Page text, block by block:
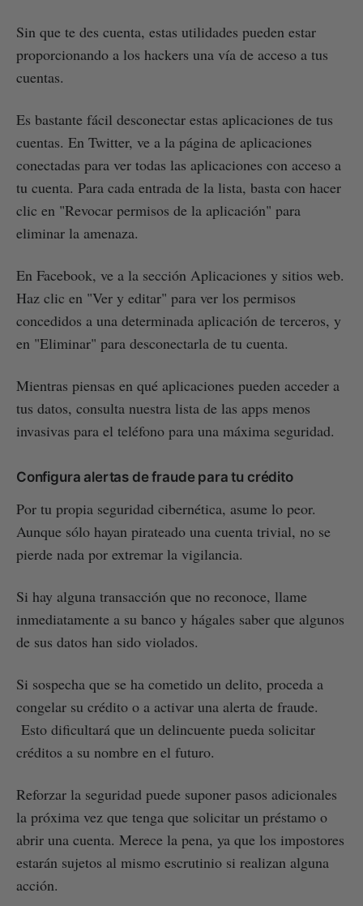
Sin que te des cuenta, estas utilidades pueden estar
proporcionando a los hackers una vía de acceso a tus
cuentas.
Es bastante fácil desconectar estas aplicaciones de tus
cuentas. En Twitter, ve a la página de aplicaciones
conectadas para ver todas las aplicaciones con acceso a
tu cuenta. Para cada entrada de la lista, basta con hacer
clic en "Revocar permisos de la aplicación" para
eliminar la amenaza.
En Facebook, ve a la sección Aplicaciones y sitios web.
Haz clic en "Ver y editar" para ver los permisos
concedidos a una determinada aplicación de terceros, y
en "Eliminar" para desconectarla de tu cuenta.
Mientras piensas en qué aplicaciones pueden acceder a
tus datos, consulta nuestra lista de las apps menos
invasivas para el teléfono para una máxima seguridad.
Configura alertas de fraude para tu crédito
Por tu propia seguridad cibernética, asume lo peor.
Aunque sólo hayan pirateado una cuenta trivial, no se
pierde nada por extremar la vigilancia.
Si hay alguna transacción que no reconoce, llame
inmediatamente a su banco y hágales saber que algunos
de sus datos han sido violados.
Si sospecha que se ha cometido un delito, proceda a
congelar su crédito o a activar una alerta de fraude.
Esto dificultará que un delincuente pueda solicitar
créditos a su nombre en el futuro.
Reforzar la seguridad puede suponer pasos adicionales
la próxima vez que tenga que solicitar un préstamo o
abrir una cuenta. Merece la pena, ya que los impostores
estarán sujetos al mismo escrutinio si realizan alguna
acción.